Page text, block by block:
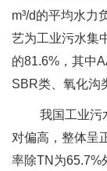
m³/d的平均水力
艺为工业污水集
的81.6%，其中
SBR类、氧化沟
我国工业污水
对偏高，整体呈
率除TN为65.7%